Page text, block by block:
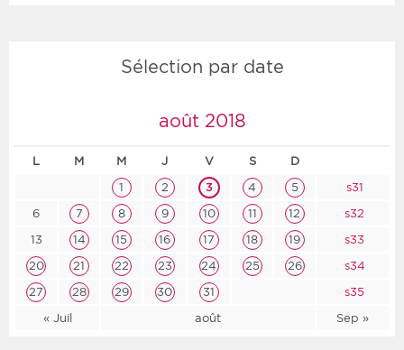
Sélection par date
août 2018
L M M J V S D
« Juil août Sep »
1 2 3 4 5
s31
6
7 8 9 10 11 12
s32
13
14 15 16 17 18 19
s33
20
21 22 23 24 25 26
s34
27
28 29 30 31 s35